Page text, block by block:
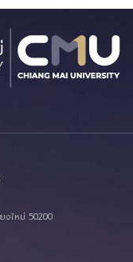
งใหม่ 50200